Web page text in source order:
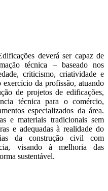
deverá ser capaz de
técnica – baseado nos
criticismo, criatividade e
exercício da profissão, atuando
de projetos de edificações,
técnica para o comércio,
especializados da área.
e materiais tradicionais sem
e adequadas à realidade do
da construção civil com
visando à melhoria das
sustentável.